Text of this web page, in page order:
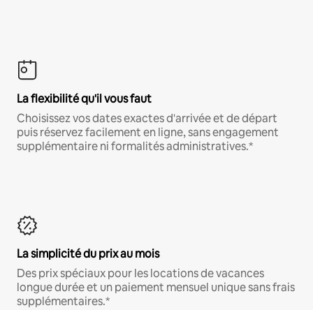
La flexibilité qu'il vous faut
Choisissez vos dates exactes d'arrivée et de départ
puis réservez facilement en ligne, sans engagement
supplémentaire ni formalités administratives.*
La simplicité du prix au mois
Des prix spéciaux pour les locations de vacances
longue durée et un paiement mensuel unique sans frais
supplémentaires.*